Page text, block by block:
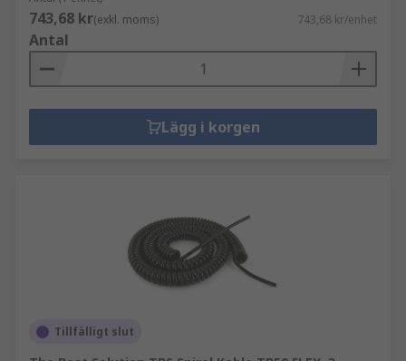
743,68 kr(exkl. moms) 743,68 kr/enhet
Antal
Lägg i korgen
Tillfälligt slut